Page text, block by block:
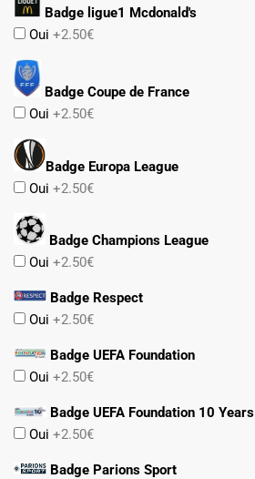
Badge ligue1 Mcdonald's
Oui +2.50€
Badge Coupe de France
Oui +2.50€
Badge Europa League
Oui +2.50€
Badge Champions League
Oui +2.50€
Badge Respect
Oui +2.50€
Badge UEFA Foundation
Oui +2.50€
Badge UEFA Foundation 10 Years
Oui +2.50€
Badge Parions Sport